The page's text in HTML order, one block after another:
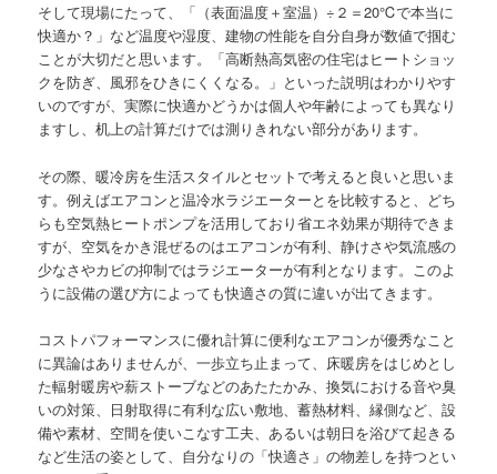
そして現場にたって、「（表面温度＋室温）÷２＝20℃で本当に
快適か？」など温度や湿度、建物の性能を自分自身が数値で掴む
ことが大切だと思います。「高断熱高気密の住宅はヒートショッ
クを防ぎ、風邪をひきにくくなる。」といった説明はわかりやす
いのですが、実際に快適かどうかは個人や年齢によっても異なり
ますし、机上の計算だけでは測りきれない部分があります。
その際、暖冷房を生活スタイルとセットで考えると良いと思いま
す。例えばエアコンと温冷水ラジエーターとを比較すると、どち
らも空気熱ヒートポンプを活用しており省エネ効果が期待できま
すが、空気をかき混ぜるのはエアコンが有利、静けさや気流感の
少なさやカビの抑制ではラジエーターが有利となります。このよ
うに設備の選び方によっても快適さの質に違いが出てきます。
コストパフォーマンスに優れ計算に便利なエアコンが優秀なこと
に異論はありませんが、一歩立ち止まって、床暖房をはじめとし
た輻射暖房や薪ストーブなどのあたたかみ、換気における音や臭
いの対策、日射取得に有利な広い敷地、蓄熱材料、縁側など、設
備や素材、空間を使いこなす工夫、あるいは朝日を浴びて起きる
など生活の姿として、自分なりの「快適さ」の物差しを持つとい